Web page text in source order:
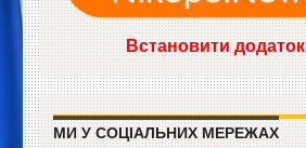
Встановити додаток
МИ У СОЦІАЛЬНИХ МЕРЕЖАХ